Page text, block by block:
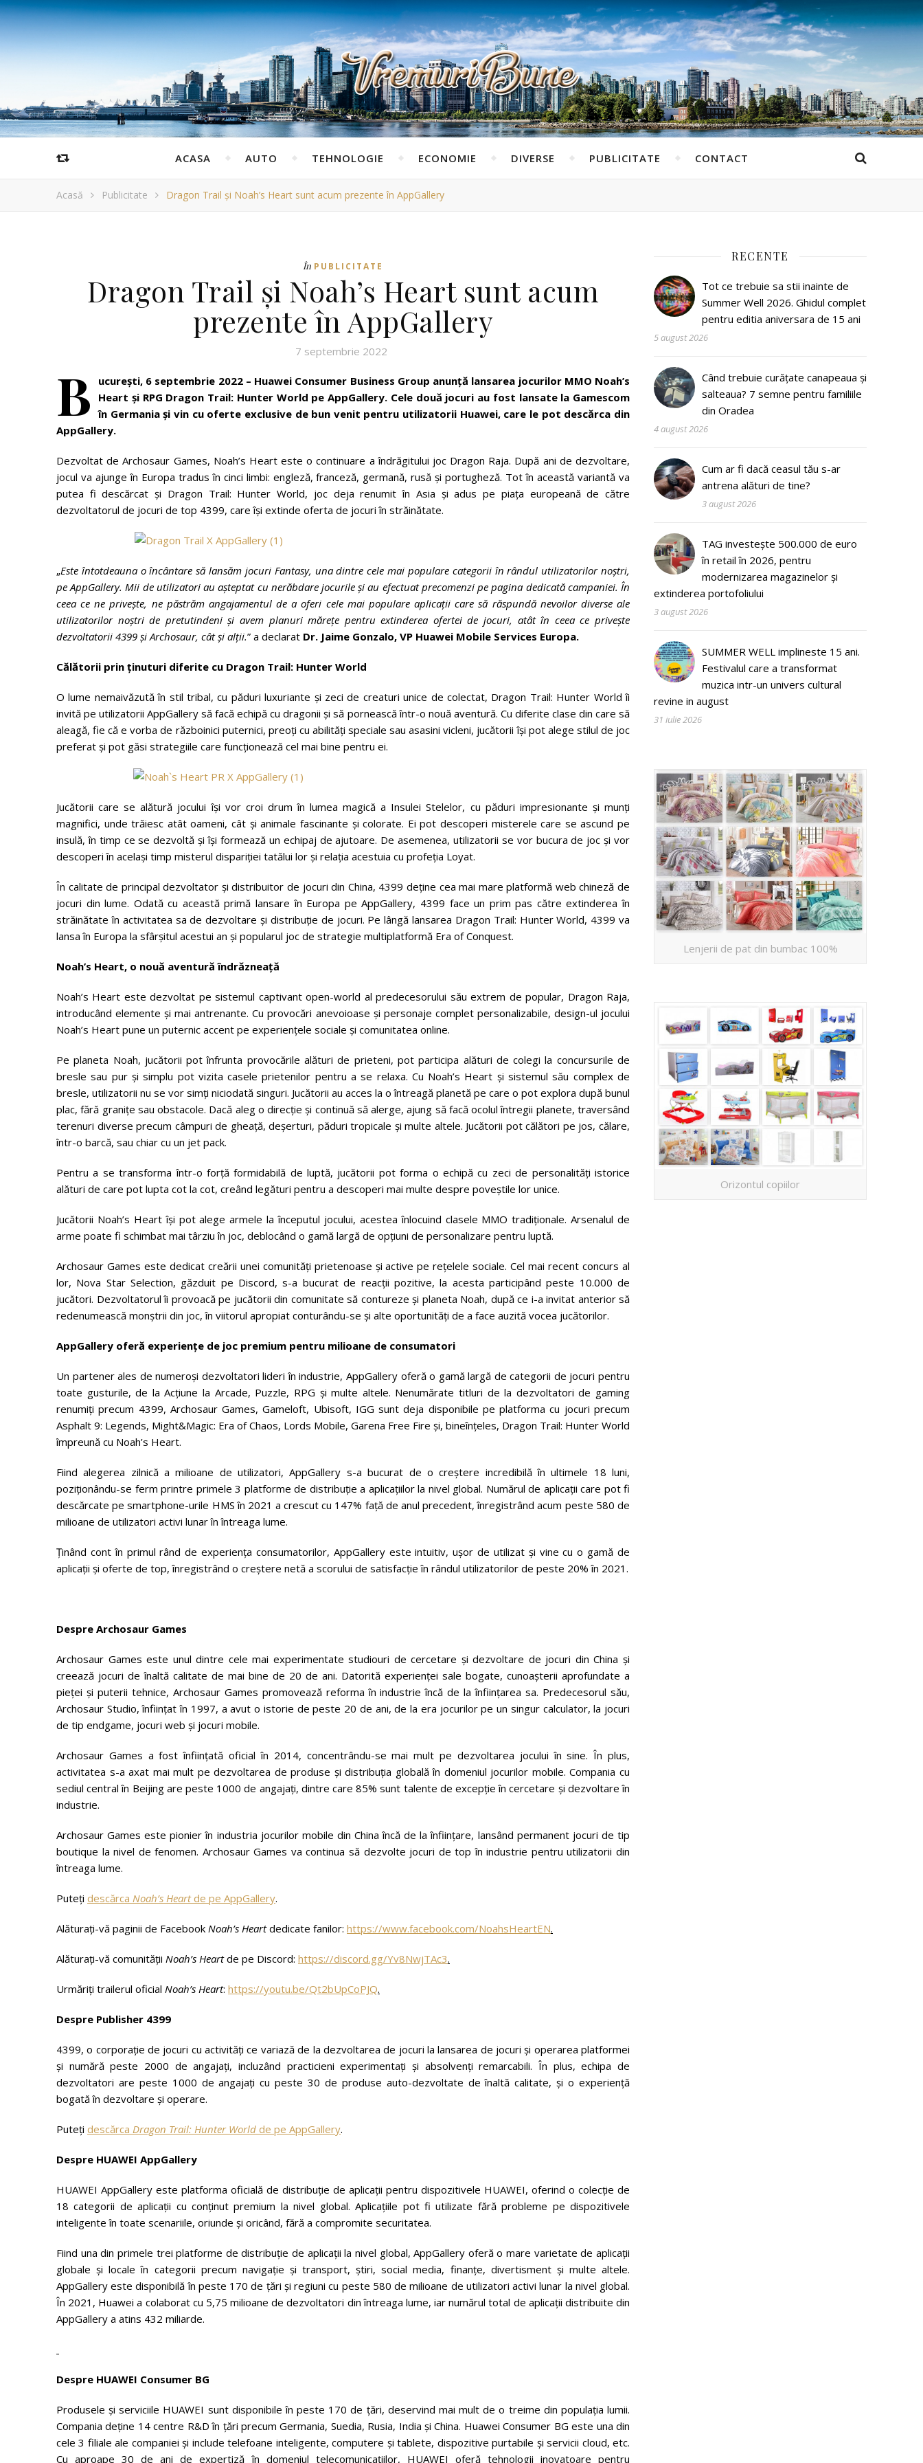
ACASA AUTO TEHNOLOGIE ECONOMIE DIVERSE PUBLICITATE CONTACT
Acasă Publicitate Dragon Trail și Noah’s Heart sunt acum prezente în AppGallery
În PUBLICITATE
Dragon Trail și Noah’s Heart sunt acum
prezente în AppGallery
7 septembrie 2022
B
ucurești, 6 septembrie 2022 – Huawei Consumer Business Group anunță lansarea jocurilor MMO Noah’s
Heart și RPG Dragon Trail: Hunter World pe AppGallery. Cele două jocuri au fost lansate la Gamescom
în Germania și vin cu oferte exclusive de bun venit pentru utilizatorii Huawei, care le pot descărca din
AppGallery.
Dezvoltat de Archosaur Games, Noah’s Heart este o continuare a îndrăgitului joc Dragon Raja. După ani de dezvoltare,
jocul va ajunge în Europa tradus în cinci limbi: engleză, franceză, germană, rusă și portugheză. Tot în această variantă va
putea fi descărcat și Dragon Trail: Hunter World, joc deja renumit în Asia și adus pe piața europeană de către
dezvoltatorul de jocuri de top 4399, care își extinde oferta de jocuri în străinătate.
„Este întotdeauna o încântare să lansăm jocuri Fantasy, una dintre cele mai populare categorii în rândul utilizatorilor noștri,
pe AppGallery. Mii de utilizatori au așteptat cu nerăbdare jocurile și au efectuat precomenzi pe pagina dedicată campaniei. În
ceea ce ne privește, ne păstrăm angajamentul de a oferi cele mai populare aplicații care să răspundă nevoilor diverse ale
utilizatorilor noștri de pretutindeni și avem planuri mărețe pentru extinderea ofertei de jocuri, atât în ceea ce privește
dezvoltatorii 4399 și Archosaur, cât și alții.” a declarat Dr. Jaime Gonzalo, VP Huawei Mobile Services Europa.
Călătorii prin ținuturi diferite cu Dragon Trail: Hunter World
O lume nemaivăzută în stil tribal, cu păduri luxuriante și zeci de creaturi unice de colectat, Dragon Trail: Hunter World îi
invită pe utilizatorii AppGallery să facă echipă cu dragonii și să pornească într-o nouă aventură. Cu diferite clase din care să
aleagă, fie că e vorba de războinici puternici, preoți cu abilități speciale sau asasini vicleni, jucătorii își pot alege stilul de joc
preferat și pot găsi strategiile care funcționează cel mai bine pentru ei.
Jucătorii care se alătură jocului își vor croi drum în lumea magică a Insulei Stelelor, cu păduri impresionante și munți
magnifici, unde trăiesc atât oameni, cât și animale fascinante și colorate. Ei pot descoperi misterele care se ascund pe
insulă, în timp ce se dezvoltă și își formează un echipaj de ajutoare. De asemenea, utilizatorii se vor bucura de joc și vor
descoperi în același timp misterul dispariției tatălui lor și relația acestuia cu profeția Loyat.
În calitate de principal dezvoltator și distribuitor de jocuri din China, 4399 deține cea mai mare platformă web chineză de
jocuri din lume. Odată cu această primă lansare în Europa pe AppGallery, 4399 face un prim pas către extinderea în
străinătate în activitatea sa de dezvoltare și distribuție de jocuri. Pe lângă lansarea Dragon Trail: Hunter World, 4399 va
lansa în Europa la sfârșitul acestui an și popularul joc de strategie multiplatformă Era of Conquest.
Noah’s Heart, o nouă aventură îndrăzneață
Noah’s Heart este dezvoltat pe sistemul captivant open-world al predecesorului său extrem de popular, Dragon Raja,
introducând elemente și mai antrenante. Cu provocări anevoioase și personaje complet personalizabile, design-ul jocului
Noah’s Heart pune un puternic accent pe experiențele sociale și comunitatea online.
Pe planeta Noah, jucătorii pot înfrunta provocările alături de prieteni, pot participa alături de colegi la concursurile de
bresle sau pur și simplu pot vizita casele prietenilor pentru a se relaxa. Cu Noah’s Heart și sistemul său complex de
bresle, utilizatorii nu se vor simți niciodată singuri. Jucătorii au acces la o întreagă planetă pe care o pot explora după bunul
plac, fără granițe sau obstacole. Dacă aleg o direcție și continuă să alerge, ajung să facă ocolul întregii planete, traversând
terenuri diverse precum câmpuri de gheață, deșerturi, păduri tropicale și multe altele. Jucătorii pot călători pe jos, călare,
într-o barcă, sau chiar cu un jet pack.
Pentru a se transforma într-o forță formidabilă de luptă, jucătorii pot forma o echipă cu zeci de personalități istorice
alături de care pot lupta cot la cot, creând legături pentru a descoperi mai multe despre poveștile lor unice.
Jucătorii Noah’s Heart își pot alege armele la începutul jocului, acestea înlocuind clasele MMO tradiționale. Arsenalul de
arme poate fi schimbat mai târziu în joc, deblocând o gamă largă de opțiuni de personalizare pentru luptă.
Archosaur Games este dedicat creării unei comunități prietenoase și active pe rețelele sociale. Cel mai recent concurs al
lor, Nova Star Selection, găzduit pe Discord, s-a bucurat de reacții pozitive, la acesta participând peste 10.000 de
jucători. Dezvoltatorul îi provoacă pe jucătorii din comunitate să contureze și planeta Noah, după ce i-a invitat anterior să
redenumească monștrii din joc, în viitorul apropiat conturându-se și alte oportunități de a face auzită vocea jucătorilor.
AppGallery oferă experiențe de joc premium pentru milioane de consumatori
Un partener ales de numeroși dezvoltatori lideri în industrie, AppGallery oferă o gamă largă de categorii de jocuri pentru
toate gusturile, de la Acțiune la Arcade, Puzzle, RPG și multe altele. Nenumărate titluri de la dezvoltatori de gaming
renumiți precum 4399, Archosaur Games, Gameloft, Ubisoft, IGG sunt deja disponibile pe platforma cu jocuri precum
Asphalt 9: Legends, Might&Magic: Era of Chaos, Lords Mobile, Garena Free Fire și, bineînțeles, Dragon Trail: Hunter World
împreună cu Noah’s Heart.
Fiind alegerea zilnică a milioane de utilizatori, AppGallery s-a bucurat de o creștere incredibilă în ultimele 18 luni,
poziționându-se ferm printre primele 3 platforme de distribuție a aplicațiilor la nivel global. Numărul de aplicații care pot fi
descărcate pe smartphone-urile HMS în 2021 a crescut cu 147% față de anul precedent, înregistrând acum peste 580 de
milioane de utilizatori activi lunar în întreaga lume.
Ținând cont în primul rând de experiența consumatorilor, AppGallery este intuitiv, ușor de utilizat și vine cu o gamă de
aplicații și oferte de top, înregistrând o creștere netă a scorului de satisfacție în rândul utilizatorilor de peste 20% în 2021.
Despre Archosaur Games
Archosaur Games este unul dintre cele mai experimentate studiouri de cercetare și dezvoltare de jocuri din China și
creează jocuri de înaltă calitate de mai bine de 20 de ani. Datorită experienței sale bogate, cunoașterii aprofundate a
pieței și puterii tehnice, Archosaur Games promovează reforma în industrie încă de la înființarea sa. Predecesorul său,
Archosaur Studio, înființat în 1997, a avut o istorie de peste 20 de ani, de la era jocurilor pe un singur calculator, la jocuri
de tip endgame, jocuri web și jocuri mobile.
Archosaur Games a fost înființată oficial în 2014, concentrându-se mai mult pe dezvoltarea jocului în sine. În plus,
activitatea s-a axat mai mult pe dezvoltarea de produse și distribuția globală în domeniul jocurilor mobile. Compania cu
sediul central în Beijing are peste 1000 de angajați, dintre care 85% sunt talente de excepție în cercetare și dezvoltare în
industrie.
Archosaur Games este pionier în industria jocurilor mobile din China încă de la înființare, lansând permanent jocuri de tip
boutique la nivel de fenomen. Archosaur Games va continua să dezvolte jocuri de top în industrie pentru utilizatorii din
întreaga lume.
Puteți descărca Noah’s Heartde pe AppGallery.
Alăturați-vă paginii de Facebook Noah’s Heartdedicate fanilor: https://www.facebook.com/NoahsHeartEN.
Alăturați-vă comunității Noah’s Heartde pe Discord: https://discord.gg/Yv8NwjTAc3.
Urmăriți trailerul oficial Noah’s Heart: https://youtu.be/Qt2bUpCoPJQ.
Despre Publisher 4399
4399, o corporație de jocuri cu activități ce variază de la dezvoltarea de jocuri la lansarea de jocuri și operarea platformei
și numără peste 2000 de angajați, incluzând practicieni experimentați și absolvenți remarcabili. În plus, echipa de
dezvoltatori are peste 1000 de angajați cu peste 30 de produse auto-dezvoltate de înaltă calitate, și o experiență
bogată în dezvoltare și operare.
Puteți descărca Dragon Trail: Hunter World de pe AppGallery.
Despre HUAWEI AppGallery
HUAWEI AppGallery este platforma oficială de distribuție de aplicații pentru dispozitivele HUAWEI, oferind o colecție de
18 categorii de aplicații cu conținut premium la nivel global. Aplicațiile pot fi utilizate fără probleme pe dispozitivele
inteligente în toate scenariile, oriunde și oricând, fără a compromite securitatea.
Fiind una din primele trei platforme de distribuție de aplicații la nivel global, AppGallery oferă o mare varietate de aplicații
globale și locale în categorii precum navigație și transport, știri, social media, finanțe, divertisment și multe altele.
AppGallery este disponibilă în peste 170 de țări și regiuni cu peste 580 de milioane de utilizatori activi lunar la nivel global.
În 2021, Huawei a colaborat cu 5,75 ​​milioane de dezvoltatori din întreaga lume, iar numărul total de aplicații distribuite din
AppGallery a atins 432 miliarde.
Despre HUAWEI Consumer BG
Produsele și serviciile HUAWEI sunt disponibile în peste 170 de țări, deservind mai mult de o treime din populația lumii.
Compania deține 14 centre R&D în țări precum Germania, Suedia, Rusia, India și China. Huawei Consumer BG este una din
cele 3 filiale ale companiei și include telefoane inteligente, computere și tablete, dispozitive purtabile și servicii cloud, etc.
Cu aproape 30 de ani de expertiză în domeniul telecomunicațiilor, HUAWEI oferă tehnologii inovatoare pentru
RECENTE
Tot ce trebuie sa stii inainte de
Summer Well 2026. Ghidul complet
pentru editia aniversara de 15 ani
5 august 2026
Când trebuie curățate canapeaua și
salteaua? 7 semne pentru familiile
din Oradea
4 august 2026
Cum ar fi dacă ceasul tău s-ar
antrena alături de tine?
3 august 2026
TAG investește 500.000 de euro
în retail în 2026, pentru
modernizarea magazinelor și
extinderea portofoliului
3 august 2026
SUMMER WELL implineste 15 ani.
Festivalul care a transformat
muzica intr-un univers cultural
revine in august
31 iulie 2026
Lenjerii de pat din bumbac 100%
Orizontul copiilor